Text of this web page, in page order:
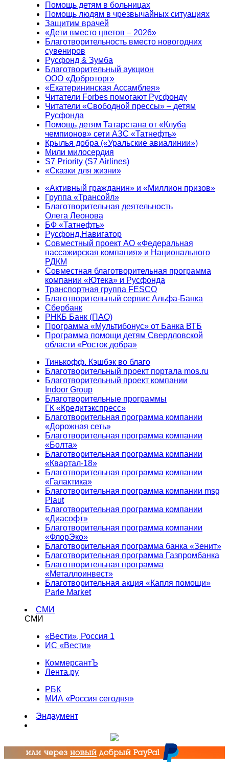
Помощь детям в больницах
Помощь людям в чрезвычайных ситуациях
Защитим врачей
«Дети вместо цветов – 2026»
Благотворительность вместо новогодних
сувениров
Русфонд & Зумба
Благотворительный аукцион
ООО «Доброторг»
«Екатерининская Ассамблея»
Читатели Forbes помогают Русфонду
Читатели «Свободной прессы» – детям
Русфонда
Помощь детям Татарстана от «Клуба
чемпионов» сети АЗС «Татнефть»
Крылья добра («Уральские авиалинии»)
Мили милосердия
S7 Priority (S7 Airlines)
«Сказки для жизни»
«Активный гражданин» и «Миллион призов»
Группа «Трансойл»
Благотворительная деятельность
Олега Леонова
БФ «Татнефть»
Русфонд.Навигатор
Совместный проект АО «Федеральная
пассажирская компания» и Национального
РДКМ
Совместная благотворительная программа
компании «Ютека» и Русфонда
Транспортная группа FESCO
Благотворительный сервис Альфа-Банка
Сбербанк
РНКБ Банк (ПАО)
Программа «Мультибонус» от Банка ВТБ
Программа помощи детям Свердловской
области «Росток добра»
Тинькофф. Кэшбэк во благо
Благотворительный проект портала mos.ru
Благотворительный проект компании
Indoor Group
Благотворительные программы
ГК «Кредитэкспресс»
Благотворительная программа компании
«Дорожная сеть»
Благотворительная программа компании
«Болта»
Благотворительная программа компании
«Квартал-18»
Благотворительная программа компании
«Галактика»
Благотворительная программа компании msg
Plaut
Благотворительная программа компании
«Диасофт»
Благотворительная программа компании
«ФлорЭко»
Благотворительная программа банка «Зенит»
Благотворительная программа Газпромбанка
Благотворительная программа
«Металлоинвест»
Благотворительная акция «Капля помощи»
Parle Market
СМИ
СМИ
«Вести», Россия 1
ИС «Вести»
КоммерсантЪ
Лента.ру
РБК
МИА «Россия сегодня»
Эндаумент